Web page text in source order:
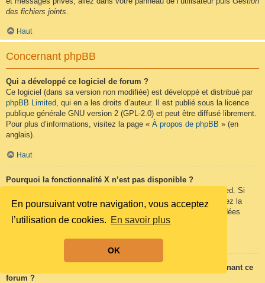
En poursuivant votre navigation, vous acceptez
l’utilisation de cookies. En savoir plus
OK
des fichiers joints
Haut
Concernant phpBB
Qui a développé ce logiciel de forum ?
Ce logiciel (dans sa version non modifiée) est développé et distribué par
phpBB Limited, qui en a les droits d’auteur. Il est publié sous la licence
publique générale GNU version 2 (GPL-2.0) et peut être diffusé librement.
Pour plus d’informations, visitez la page « À propos de phpBB » (en
anglais).
Haut
Pourquoi la fonctionnalité X n’est pas disponible ?
Ce logiciel a été développé et mis sous licence par phpBB Limited. Si
vous pensez qu’une fonctionnalité nécessite d’être ajoutée, visitez la
phpBB Ideas
(en anglais) où vous pouvez voter pour des idées
proposées ou en suggérer de nouvelles.
Qui contacter pour les abus ou les questions légales concernant ce
forum ?